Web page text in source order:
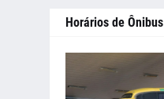
Horários de Ônibus